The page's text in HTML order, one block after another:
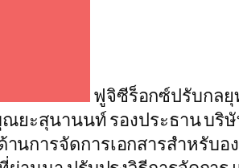
ฟูจิซีร็อกซ์ปรับกล
ยะสุนานนท์ รองประธาน บริ
การจัดการเอกสารสำหรับ